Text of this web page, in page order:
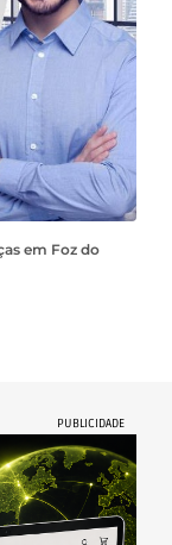
em Foz do
PUBLICIDADE